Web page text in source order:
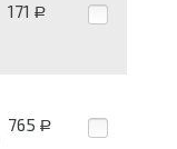
171 Р
765 Р